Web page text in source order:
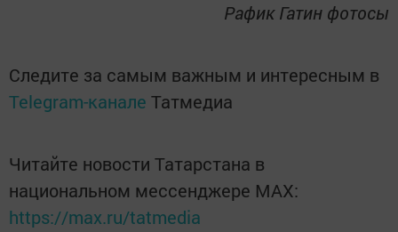
Рафик Гатин фотосы
Следите за самым важным и интересным в
Telegram-канале Татмедиа
Читайте новости Татарстана в
национальном мессенджере MАХ:
https://max.ru/tatmedia